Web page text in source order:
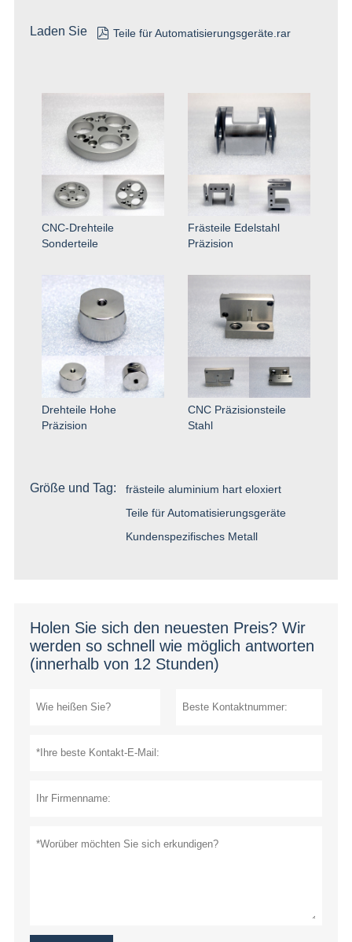
Laden Sie  Teile für Automatisierungsgeräte.rar
CNC-Drehteile
Sonderteile
Frästeile Edelstahl
Präzision
Drehteile Hohe
Präzision
CNC Präzisionsteile
Stahl
Größe und Tag:
frästeile aluminium hart eloxiert
Teile für Automatisierungsgeräte
Kundenspezifisches Metall
Holen Sie sich den neuesten Preis? Wir
werden so schnell wie möglich antworten
(innerhalb von 12 Stunden)